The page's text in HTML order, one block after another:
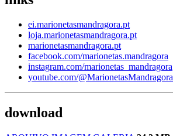
ei.marionetasmandragora.pt
loja.marionetasmandragora.pt
marionetasmandragora.pt
facebook.com/marionetas.mandragora
instagram.com/marionetas_mandragora
youtube.com/@MarionetasMandragora
download